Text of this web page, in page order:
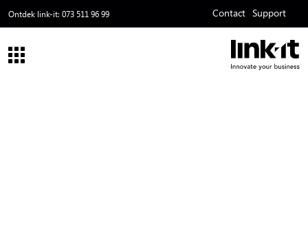
Ontdek link-it: 073 511 96 99 Contact Support